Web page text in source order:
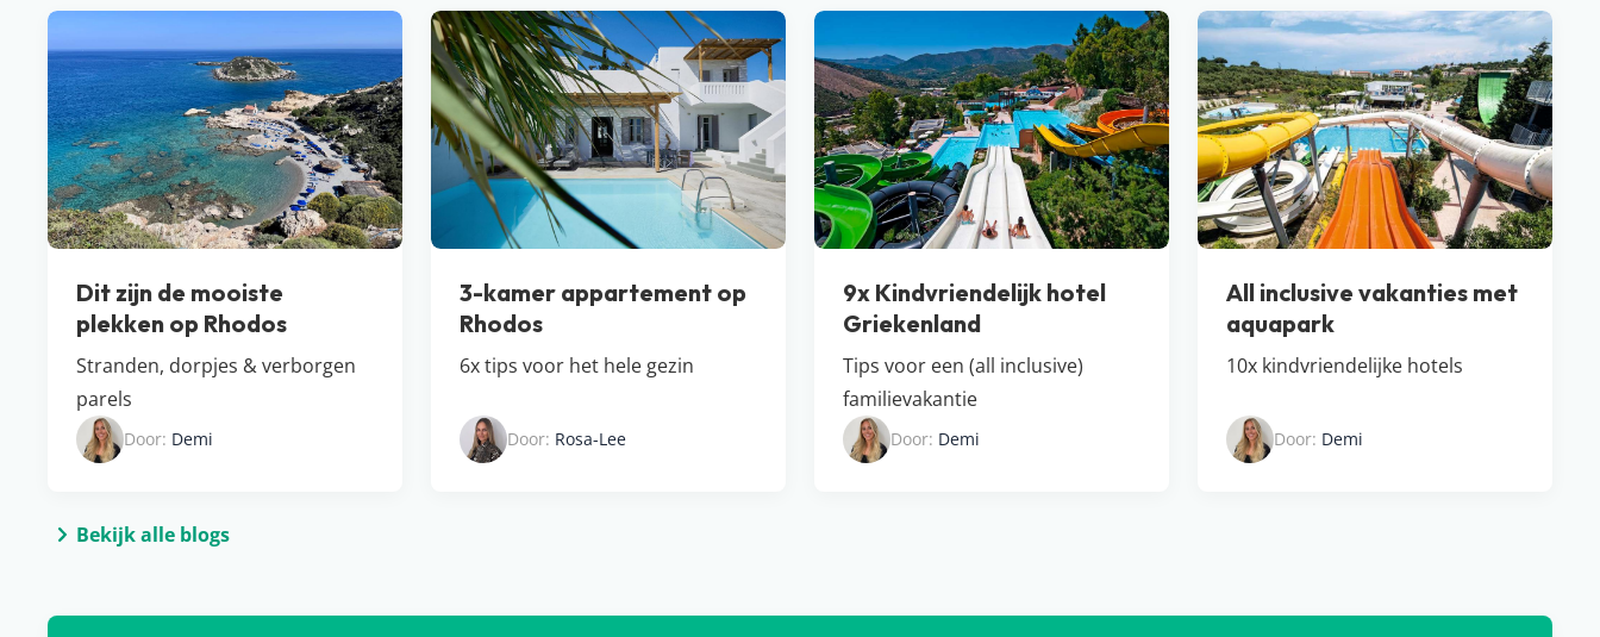
Dit zijn de mooiste
plekken op Rhodos
Stranden, dorpjes & verborgen
parels
Door: Demi
3-kamer appartement op
Rhodos
6x tips voor het hele gezin
Door: Rosa-Lee
9x Kindvriendelijk hotel
Griekenland
Tips voor een (all inclusive)
familievakantie
Door: Demi
All inclusive vakanties met
aquapark
10x kindvriendelijke hotels
Door: Demi
Bekijk alle blogs